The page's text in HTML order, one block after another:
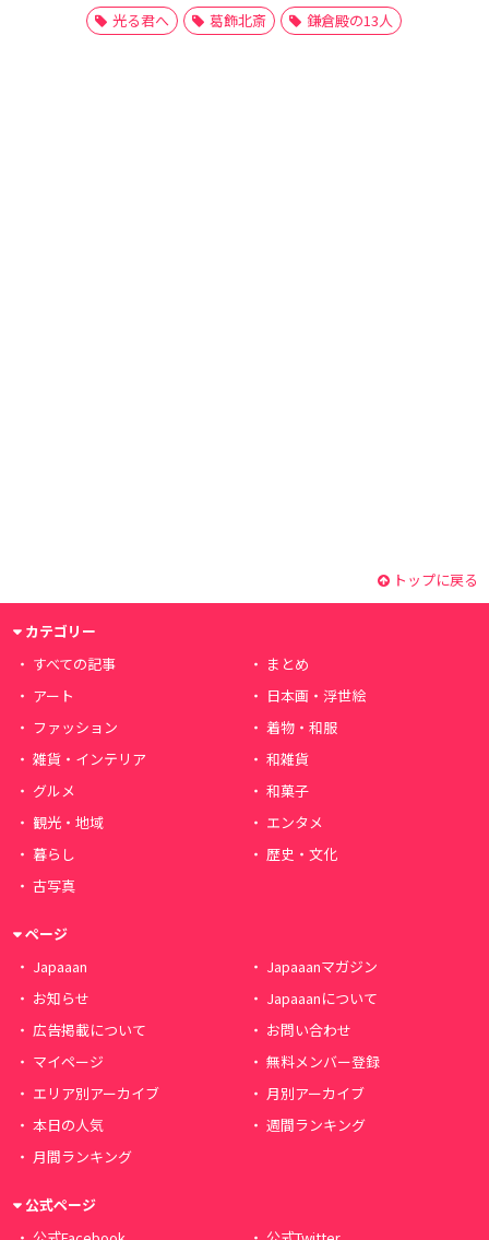
光る君へ
葛飾北斎 鎌倉殿の13人
トップに戻る
カテゴリー
すべての記事
まとめ
アート
日本画・浮世絵
ファッション
着物・和服
雑貨・インテリア
和雑貨
グルメ
和菓子
観光・地域
エンタメ
暮らし
歴史・文化
古写真
ページ
Japaaan
Japaaanマガジン
お知らせ
Japaaanについて
広告掲載について
お問い合わせ
マイページ
無料メンバー登録
エリア別アーカイブ
月別アーカイブ
本日の人気
週間ランキング
月間ランキング
公式ページ